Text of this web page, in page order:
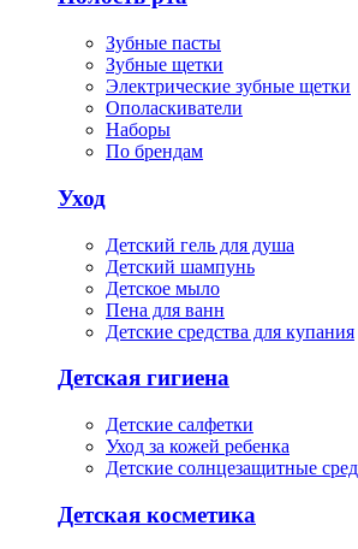
Зубные пасты
Зубные щетки
Электрические зубные щетки
Ополаскиватели
Наборы
По брендам
Уход
Детский гель для душа
Детский шампунь
Детское мыло
Пена для ванн
Детские средства для купания
Детская гигиена
Детские салфетки
Уход за кожей ребенка
Детские солнцезащитные
Детская косметика